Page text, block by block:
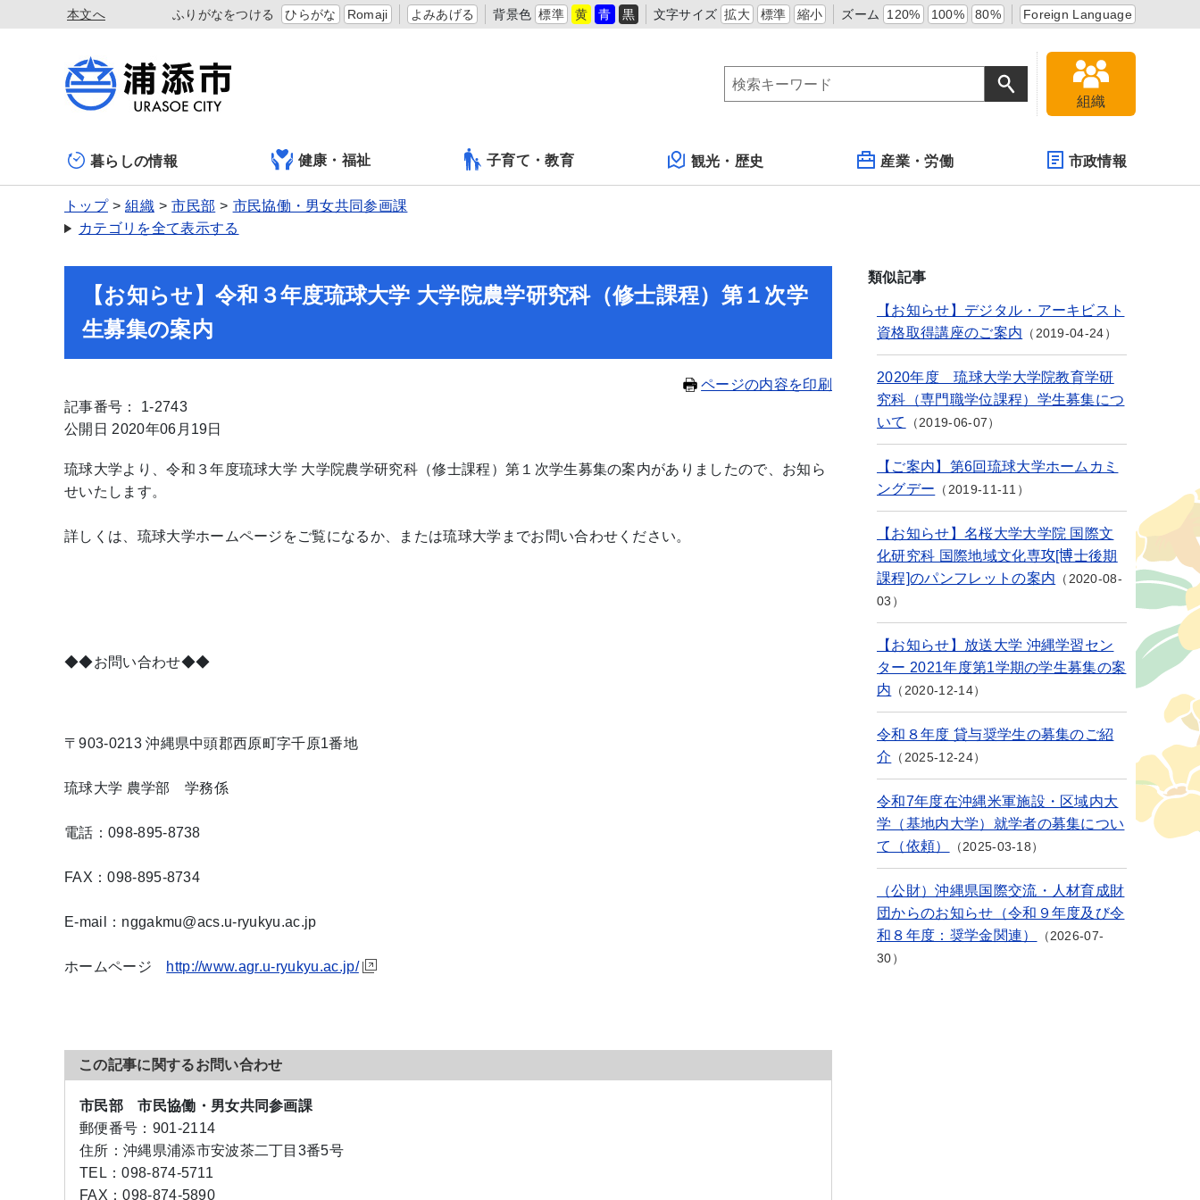
本文へ ふりがなをつける ひらがな Romaji よみあげる 背景色 標準 黄 青 黒 文字サイズ 拡大 標準 縮小 ズーム 120% 100% 80% Foreign Language
組織
暮らしの情報 健康・福祉 子育て・教育 観光・歴史 産業・労働 市政情報
トップ 組織 市民部
市民協働・男女共同参画課
カテゴリを全て表示する
【お知らせ】令和３年度琉球大学 大学院農学研究科（修士課程）第１次学
生募集の案内
ページの内容を印刷
記事番号： 1-2743
公開日 2020年06月19日
琉球大学より、令和３年度琉球大学 大学院農学研究科（修士課程）第１次学生募集の案内がありましたので、お知ら
せいたします。
詳しくは、琉球大学ホームページをご覧になるか、または琉球大学までお問い合わせください。
◆◆お問い合わせ◆◆
〒903-0213 沖縄県中頭郡西原町字千原1番地
琉球大学 農学部 学務係
電話：098-895-8738
FAX：098-895-8734
E-mail：nggakmu@acs.u-ryukyu.ac.jp
ホームページ ​http://www.agr.u-ryukyu.ac.jp/
この記事に関するお問い合わせ
市民部 市民協働・男女共同参画課
郵便番号： 901-2114
住所： 沖縄県浦添市安波茶二丁目3番5号
TEL：098-874-5711
FAX：098-874-5890
類似記事
【お知らせ】デジタル・アーキビスト
資格取得講座のご案内
2019-04-24
2020年度 琉球大学大学院教育学研
究科（専門職学位課程）学生募集につ
いて
2019-06-07
【ご案内】第6回琉球大学ホームカミ
ングデー
2019-11-11
【お知らせ】名桜大学大学院 国際文
化研究科 国際地域文化専攻[博士後期
課程]のパンフレットの案内
2020-08-
03
【お知らせ】放送大学 沖縄学習セン
ター 2021年度第1学期の学生募集の案
内
2020-12-14
令和８年度 貸与奨学生の募集のご紹
介
2025-12-24
令和7年度在沖縄米軍施設・区域内大
学（基地内大学）就学者の募集につい
て（依頼）
2025-03-18
（公財）沖縄県国際交流・人材育成財
団からのお知らせ（令和９年度及び令
和８年度：奨学金関連）
2026-07-
30